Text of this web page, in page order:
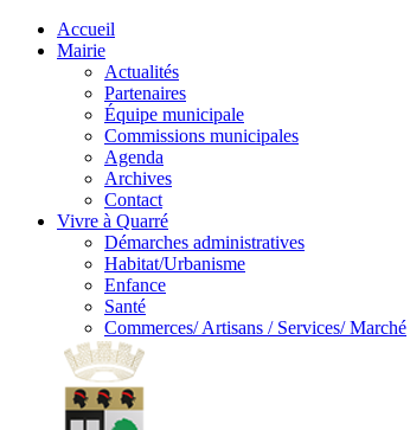
Accueil
Mairie
Actualités
Partenaires
Équipe municipale
Commissions municipales
Agenda
Archives
Contact
Vivre à Quarré
Démarches administratives
Habitat/Urbanisme
Enfance
Santé
Commerces/ Artisans / Services/ Marché